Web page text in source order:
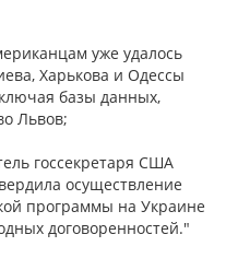
уже удалось
Харькова и Одессы
базы данных,
Львов;
госсекретаря США
осуществление
программы на Украине
договоренностей."